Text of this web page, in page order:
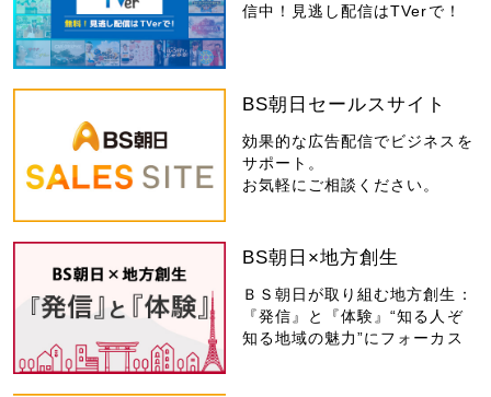
信中！見逃し配信はTVerで！
BS朝日セールスサイト
効果的な広告配信でビジネスを
サポート。
お気軽にご相談ください。
BS朝日×地方創生
ＢＳ朝日が取り組む地方創生：
『発信』と『体験』“知る人ぞ
知る地域の魅力”にフォーカス